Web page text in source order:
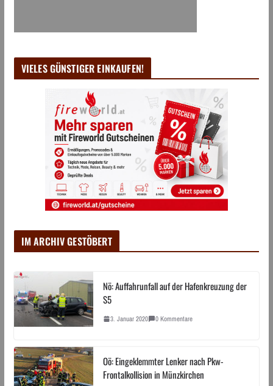
VIELES GÜNSTIGER EINKAUFEN!
IM ARCHIV GESTÖBERT
Nö: Auffahrunfall auf der Hafenkreuzung der
S5
3. Januar 2020 0 Kommentare
Oö: Eingeklemmter Lenker nach Pkw-
Frontalkollision in Münzkirchen